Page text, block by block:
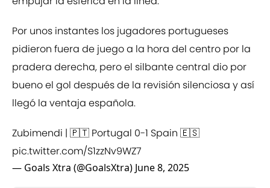
Por unos instantes los jugadores portugueses
pidieron fuera de juego a la hora del centro por la
pradera derecha, pero el silbante central dio por
bueno el gol después de la revisión silenciosa y así
llegó la ventaja española.
Zubimendi | 🇵🇹 Portugal 0-1 Spain 🇪🇸
pic.twitter.com/S1zzNv9WZ7
— Goals Xtra (@GoalsXtra) June 8, 2025